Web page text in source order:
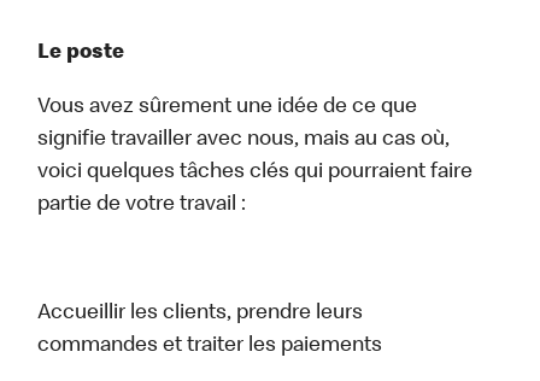
Le poste
Vous avez sûrement une idée de ce que
signifie travailler avec nous, mais au cas où,
voici quelques tâches clés qui pourraient faire
partie de votre travail :
Accueillir les clients, prendre leurs
commandes et traiter les paiements